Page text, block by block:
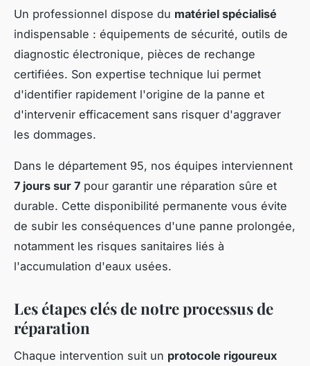
Un professionnel dispose du matériel spécialisé
indispensable : équipements de sécurité, outils de
diagnostic électronique, pièces de rechange
certifiées. Son expertise technique lui permet
d'identifier rapidement l'origine de la panne et
d'intervenir efficacement sans risquer d'aggraver
les dommages.
Dans le département 95, nos équipes interviennent
7 jours sur 7 pour garantir une réparation sûre et
durable. Cette disponibilité permanente vous évite
de subir les conséquences d'une panne prolongée,
notamment les risques sanitaires liés à
l'accumulation d'eaux usées.
Les étapes clés de notre processus de
réparation
Chaque intervention suit un protocole rigoureux